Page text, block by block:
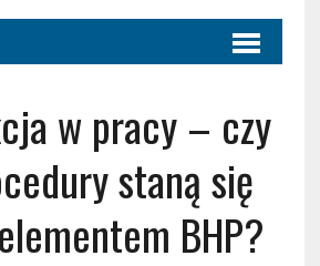
w pracy – czy
staną się
BHP?